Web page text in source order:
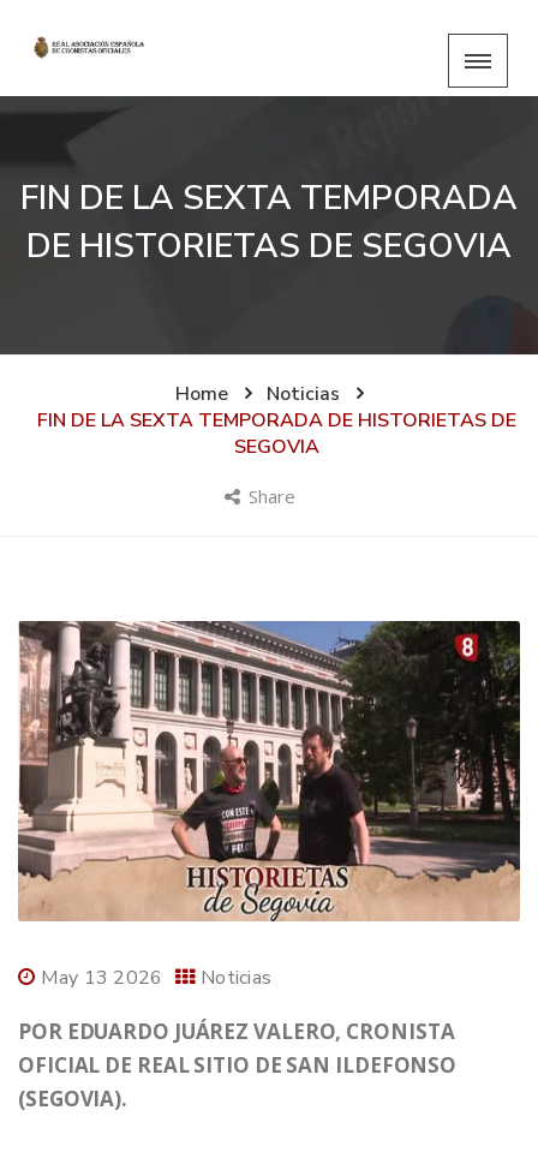
FIN DE LA SEXTA TEMPORADA
DE HISTORIETAS DE SEGOVIA
Home
Noticias
FIN DE LA SEXTA TEMPORADA DE HISTORIETAS DE
SEGOVIA
Share
May 13 2026 Noticias
POR EDUARDO JUÁREZ VALERO, CRONISTA
OFICIAL DE REAL SITIO DE SAN ILDEFONSO
(SEGOVIA).